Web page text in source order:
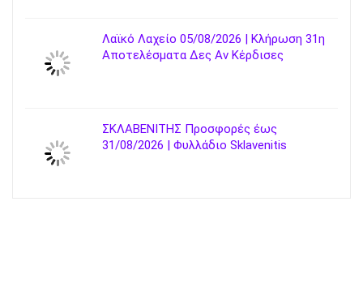
Λαϊκό Λαχείο 05/08/2026 | Κλήρωση 31η
Αποτελέσματα Δες Αν Κέρδισες
ΣΚΛΑΒΕΝΙΤΗΣ Προσφορές έως
31/08/2026 | Φυλλάδιο Sklavenitis